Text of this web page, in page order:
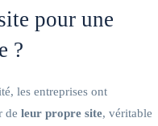
pour une
?
les entreprises ont
de leur propre site, véritable